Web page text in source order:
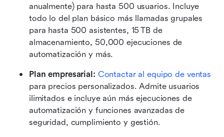
anualmente) para hasta 500 usuarios. Incluye
todo lo del plan básico más llamadas grupales
para hasta 500 asistentes, 15 TB de
almacenamiento, 50,000 ejecuciones de
automatización y más.
Plan empresarial: Contactar al equipo de ventas
para precios personalizados. Admite usuarios
ilimitados e incluye aún más ejecuciones de
automatización y funciones avanzadas de
seguridad, cumplimiento y gestión.